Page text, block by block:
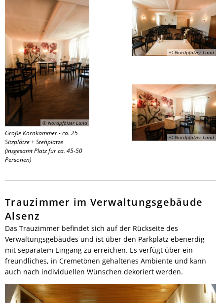
© Nordpfälzer Land
Große Kornkammer - ca. 25
Sitzplätze + Stehplätze
(insgesamt Platz für ca. 45-50
Personen)
© Nordpfälzer Land
© Nordpfälzer Land
Trauzimmer im Verwaltungsgebäude
Alsenz
Das Trauzimmer befindet sich auf der Rückseite des
Verwaltungsgebäudes und ist über den Parkplatz ebenerdig
mit separatem Eingang zu erreichen. Es verfügt über ein
freundliches, in Cremetönen gehaltenes Ambiente und kann
auch nach individuellen Wünschen dekoriert werden.